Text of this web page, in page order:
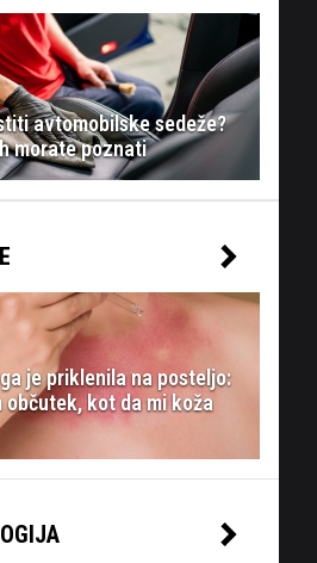
avtomobilske sedeže?
morate poznati
je priklenila na posteljo:
občutek, kot da mi koža